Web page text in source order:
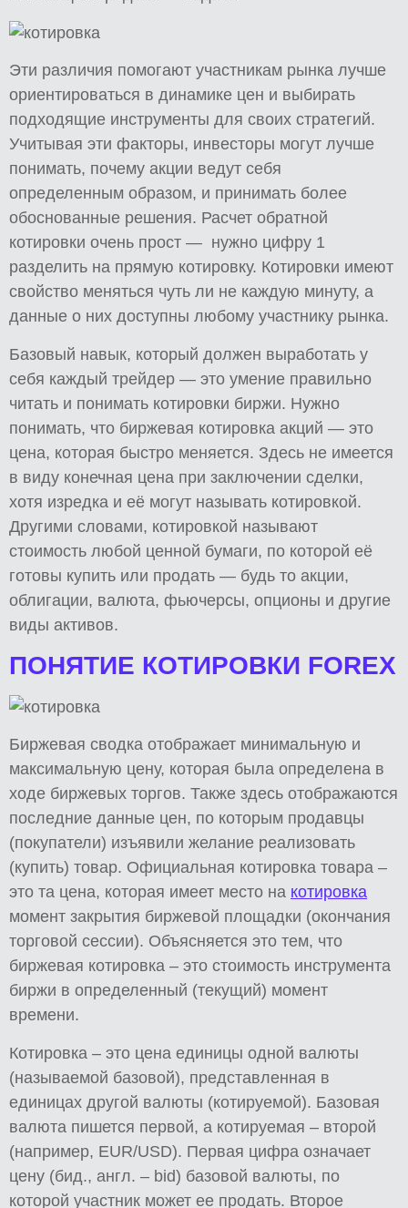
Эти различия помогают участникам рынка лучше
ориентироваться в динамике цен и выбирать
подходящие инструменты для своих стратегий.
Учитывая эти факторы, инвесторы могут лучше
понимать, почему акции ведут себя
определенным образом, и принимать более
обоснованные решения. Расчет обратной
котировки очень прост — нужно цифру 1
разделить на прямую котировку. Котировки имеют
свойство меняться чуть ли не каждую минуту, а
данные о них доступны любому участнику рынка.
Базовый навык, который должен выработать у
себя каждый трейдер — это умение правильно
читать и понимать котировки биржи. Нужно
понимать, что биржевая котировка акций — это
цена, которая быстро меняется. Здесь не имеется
в виду конечная цена при заключении сделки,
хотя изредка и её могут называть котировкой.
Другими словами, котировкой называют
стоимость любой ценной бумаги, по которой её
готовы купить или продать — будь то акции,
облигации, валюта, фьючерсы, опционы и другие
виды активов.
ПОНЯТИЕ КОТИРОВКИ FOREX
Биржевая сводка отображает минимальную и
максимальную цену, которая была определена в
ходе биржевых торгов. Также здесь отображаются
последние данные цен, по которым продавцы
(покупатели) изъявили желание реализовать
(купить) товар. Официальная котировка товара –
это та цена, которая имеет место на котировка
момент закрытия биржевой площадки (окончания
торговой сессии). Объясняется это тем, что
биржевая котировка – это стоимость инструмента
биржи в определенный (текущий) момент
времени.
Котировка – это цена единицы одной валюты
(называемой базовой), представленная в
единицах другой валюты (котируемой). Базовая
валюта пишется первой, а котируемая – второй
(например, EUR/USD). Первая цифра означает
цену (бид., англ. – bid) базовой валюты, по
которой участник может ее продать. Второе